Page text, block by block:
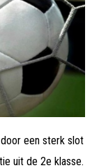
een sterk slot
uit de 2e klasse.